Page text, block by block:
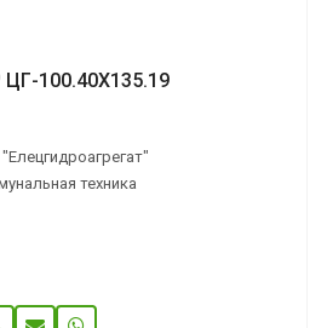
100.40Х135.19
техника